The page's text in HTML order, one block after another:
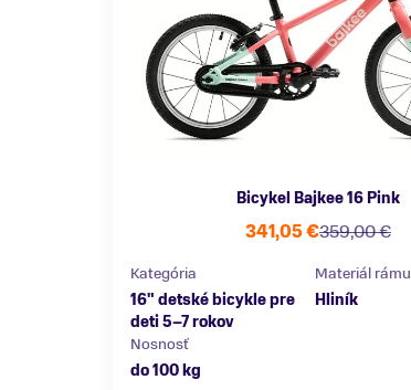
Bicykel Bajkee 16 Pink
359,00 €
341,05 €
Kategória
16" detské bicykle pre
deti 5–7 rokov
Materiál rámu
Hliník
Nosnosť
do 100 kg